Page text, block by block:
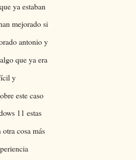
ya estaban
mejorado si
antonio y
que ya era
y
este caso
11 estas
cosa más